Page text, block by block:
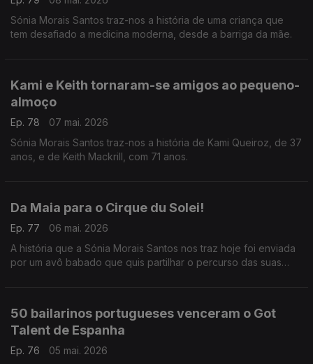
Sónia Morais Santos traz-nos a história de uma criança que
tem desafiado a medicina moderna, desde a barriga da mãe.
Kami e Keith tornaram-se amigos ao pequeno-
almoço
Ep. 78
07 mai. 2026
Sónia Morais Santos traz-nos a história de Kami Queiroz, de 37
anos, e de Keith Mackrill, com 71 anos.
Da Maia para o Cirque du Solei!
Ep. 77
06 mai. 2026
A história que a Sónia Morais Santos nos traz hoje foi enviada
por um avô babado que quis partilhar o percurso das suas
50 bailarinos portugueses venceram o Got
Talent de Espanha
Ep. 76
05 mai. 2026